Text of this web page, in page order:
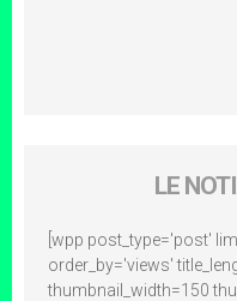
LE
[wpp post_type='post'
order_by='views'
thumbnail_width=150